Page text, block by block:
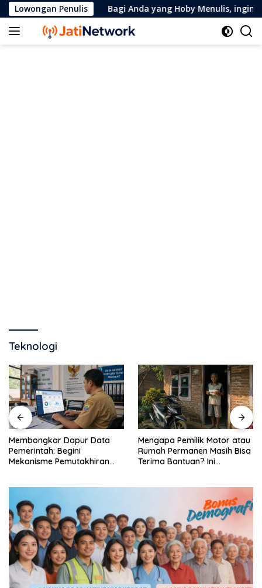
Skip
to
content
Lowongan Penulis Bagi Anda yang Hoby Menulis, ingin
Teknologi
Membongkar Dapur Data
Pemerintah: Begini
Mekanisme Pemutakhiran
Mengapa Pemilik Motor atau
Rumah Permanen Masih Bisa
Terima Bantuan? Ini